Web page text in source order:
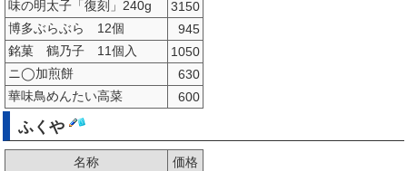
味の明太子「復刻」240g
3150
博多ぶらぶら 12個
945
銘菓 鶴乃子 11個入
1050
ニ◯加煎餅
630
華味鳥めんたい高菜
600
ふくや
名称
価格